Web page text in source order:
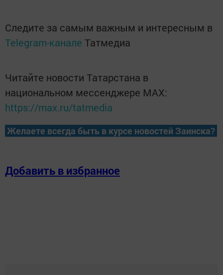
Следите за самым важным и интересным в
Telegram-канале Татмедиа
Читайте новости Татарстана в
национальном мессенджере MАХ:
https://max.ru/tatmedia
Желаете всегда быть в курсе новостей Заинска?
Добавить в избранное